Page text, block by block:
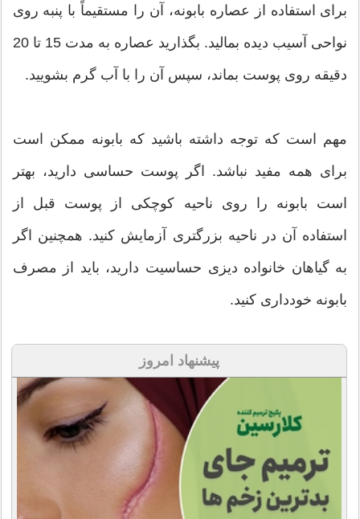
برای استفاده از عصاره بابونه، آن را مستقیماً با پنبه روی
نواحی آسیب دیده بمالید. بگذارید عصاره به مدت 15 تا 20
دقیقه روی پوست بماند، سپس آن را با آب گرم بشویید.
مهم است که توجه داشته باشید که بابونه ممکن است
برای همه مفید نباشد. اگر پوست حساسی دارید، بهتر
است بابونه را روی ناحیه کوچکی از پوست قبل از
استفاده آن در ناحیه بزرگتری آزمایش کنید. همچنین اگر
به گیاهان خانواده دیزی حساسیت دارید، باید از مصرف
بابونه خودداری کنید.
پیشنهاد امروز